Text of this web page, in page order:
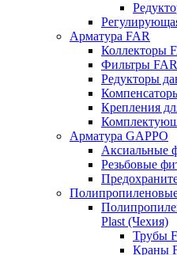
Арматура FAR
Коллекторы
Фильтры FAR
Редукторы
Крепления
Арматура GAPPO
Аксиальные
Резьбовые
Plast (Чехия)
Трубы
Краны